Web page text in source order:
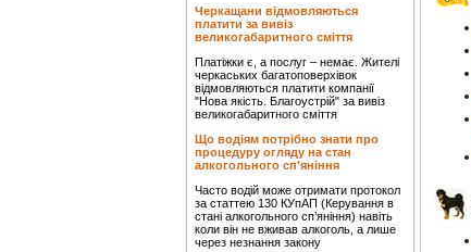
Черкащани відмовляються
платити за вивіз
великогабаритного сміття
Платіжки є, а послуг – немає. Жителі
черкаських багатоповерхівок
відмовляються платити компанії
"Нова якість. Благоустрій" за вивіз
великогабаритного сміття
Що водіям потрібно знати про
процедуру огляду на стан
алкогольного сп’яніння
Часто водій може отримати протокол
за статтею 130 КУпАП (Керування в
стані алкогольного сп’яніння) навіть
коли він не вживав алкоголь, а лише
через незнання закону